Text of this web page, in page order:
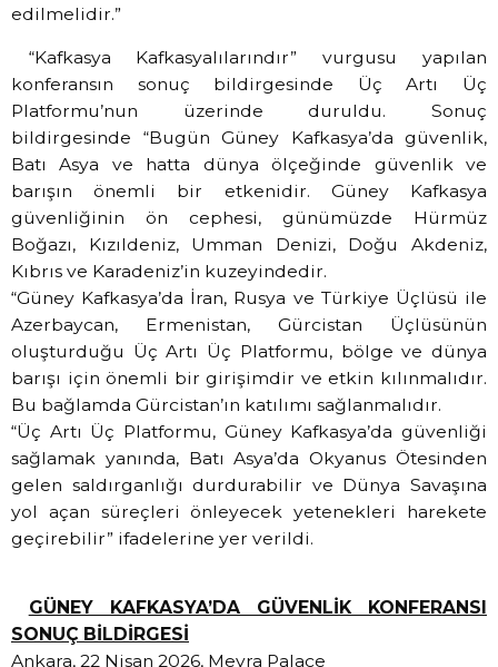
edilmelidir.”
“Kafkasya Kafkasyalılarındır” vurgusu yapılan
konferansın sonuç bildirgesinde Üç Artı Üç
Platformu’nun üzerinde duruldu. Sonuç
bildirgesinde “Bugün Güney Kafkasya’da güvenlik,
Batı Asya ve hatta dünya ölçeğinde güvenlik ve
barışın önemli bir etkenidir. Güney Kafkasya
güvenliğinin ön cephesi, günümüzde Hürmüz
Boğazı, Kızıldeniz, Umman Denizi, Doğu Akdeniz,
Kıbrıs ve Karadeniz’in kuzeyindedir.
“Güney Kafkasya’da İran, Rusya ve Türkiye Üçlüsü ile
Azerbaycan, Ermenistan, Gürcistan Üçlüsünün
oluşturduğu Üç Artı Üç Platformu, bölge ve dünya
barışı için önemli bir girişimdir ve etkin kılınmalıdır.
Bu bağlamda Gürcistan’ın katılımı sağlanmalıdır.
“Üç Artı Üç Platformu, Güney Kafkasya’da güvenliği
sağlamak yanında, Batı Asya’da Okyanus Ötesinden
gelen saldırganlığı durdurabilir ve Dünya Savaşına
yol açan süreçleri önleyecek yetenekleri harekete
geçirebilir” ifadelerine yer verildi.
GÜNEY KAFKASYA’DA GÜVENLİK KONFERANSI
SONUÇ BİLDİRGESİ
Ankara, 22 Nisan 2026, Meyra Palace